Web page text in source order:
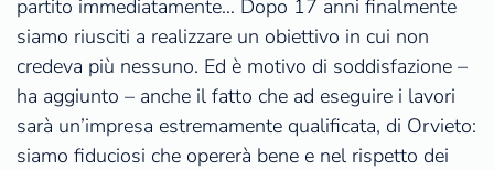
partito immediatamente… Dopo 17 anni finalmente
siamo riusciti a realizzare un obiettivo in cui non
credeva più nessuno. Ed è motivo di soddisfazione –
ha aggiunto – anche il fatto che ad eseguire i lavori
sarà un’impresa estremamente qualificata, di Orvieto:
siamo fiduciosi che opererà bene e nel rispetto dei